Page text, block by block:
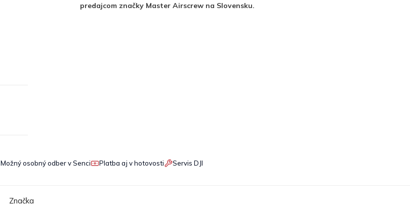
predajcom značky Master Airscrew na Slovensku.
Možný osobný odber v Senci Platba aj v hotovosti Servis DJI
Značka